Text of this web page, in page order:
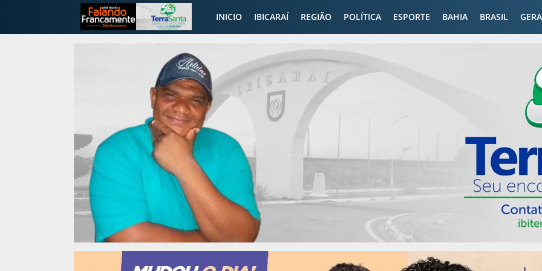
INICIO IBICARAÍ REGIÃO POLÍTICA ESPORTE BAHIA BRASIL